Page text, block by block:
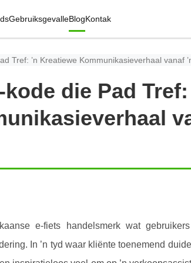
GebruiksgevalleBlogKontak
Tref: ’n Kreatiewe Kommunikasieverhaal vanaf
die Pad Tref:
e-fiets handelsmerk wat
In ’n tyd waar kliënte toenemend